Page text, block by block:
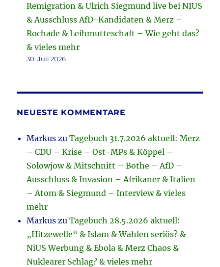
Remigration & Ulrich Siegmund live bei NIUS
& Ausschluss AfD-Kandidaten & Merz –
Rochade & Leihmutteschaft – Wie geht das?
& vieles mehr
30. Juli 2026
NEUESTE KOMMENTARE
Markus zuTagebuch 31.7.2026 aktuell: Merz
– CDU – Krise – Ost-MPs & Köppel –
Solowjow & Mitschnitt – Bothe – AfD –
Ausschluss & Invasion – Afrikaner & Italien
– Atom & Siegmund – Interview & vieles
mehr
Markus zuTagebuch 28.5.2026 aktuell:
„Hitzewelle“ & Islam & Wahlen seriös? &
NiUS Werbung & Ebola & Merz Chaos &
Nuklearer Schlag? & vieles mehr